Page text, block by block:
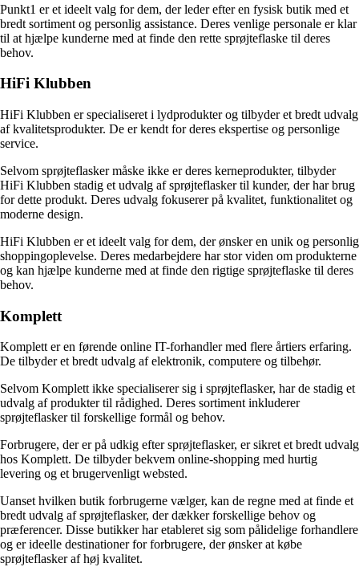
Punkt1 er et ideelt valg for dem, der leder efter en fysisk butik med et
bredt sortiment og personlig assistance. Deres venlige personale er klar
til at hjælpe kunderne med at finde den rette sprøjteflaske til deres
behov.
HiFi Klubben
HiFi Klubben er specialiseret i lydprodukter og tilbyder et bredt udvalg
af kvalitetsprodukter. De er kendt for deres ekspertise og personlige
service.
Selvom sprøjteflasker måske ikke er deres kerneprodukter, tilbyder
HiFi Klubben stadig et udvalg af sprøjteflasker til kunder, der har brug
for dette produkt. Deres udvalg fokuserer på kvalitet, funktionalitet og
moderne design.
HiFi Klubben er et ideelt valg for dem, der ønsker en unik og personlig
shoppingoplevelse. Deres medarbejdere har stor viden om produkterne
og kan hjælpe kunderne med at finde den rigtige sprøjteflaske til deres
behov.
Komplett
Komplett er en førende online IT-forhandler med flere årtiers erfaring.
De tilbyder et bredt udvalg af elektronik, computere og tilbehør.
Selvom Komplett ikke specialiserer sig i sprøjteflasker, har de stadig et
udvalg af produkter til rådighed. Deres sortiment inkluderer
sprøjteflasker til forskellige formål og behov.
Forbrugere, der er på udkig efter sprøjteflasker, er sikret et bredt udvalg
hos Komplett. De tilbyder bekvem online-shopping med hurtig
levering og et brugervenligt websted.
Uanset hvilken butik forbrugerne vælger, kan de regne med at finde et
bredt udvalg af sprøjteflasker, der dækker forskellige behov og
præferencer. Disse butikker har etableret sig som pålidelige forhandlere
og er ideelle destinationer for forbrugere, der ønsker at købe
sprøjteflasker af høj kvalitet.